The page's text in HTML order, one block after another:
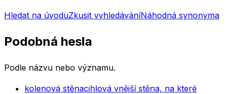
Hledat na úvoduZkusit vyhledáváníNáhodná synonyma
Podobná hesla
Podle názvu nebo významu.
kolenová stěnacihlová vnější stěna, na které